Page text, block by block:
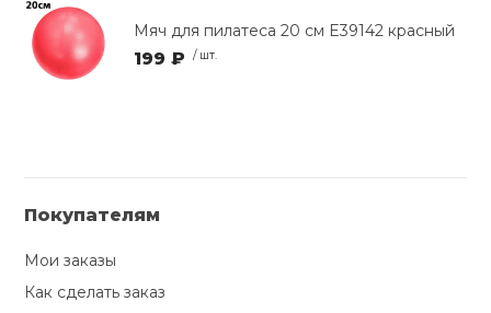
Мяч для пилатеса 20 см E39142 красный
199 ₽ / шт.
Покупателям
Мои заказы
Как сделать заказ